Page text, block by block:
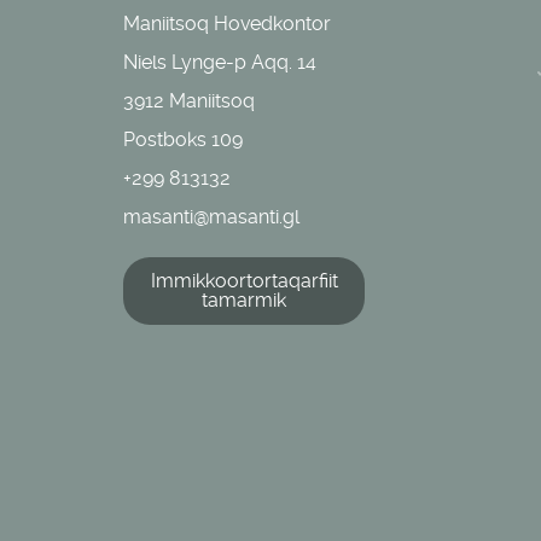
Maniitsoq Hovedkontor
Niels Lynge-p Aqq. 14
3912 Maniitsoq
Postboks 109
+299 813132
masanti@masanti.gl
Immikkoortortaqarfiit
tamarmik